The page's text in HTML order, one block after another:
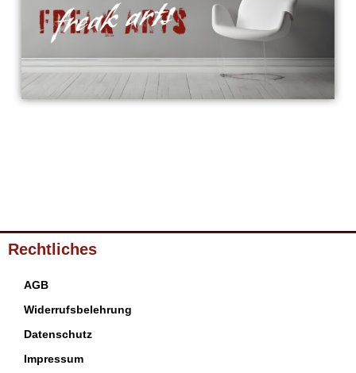
Rechtliches
AGB
Widerrufsbelehrung
Datenschutz
Impressum